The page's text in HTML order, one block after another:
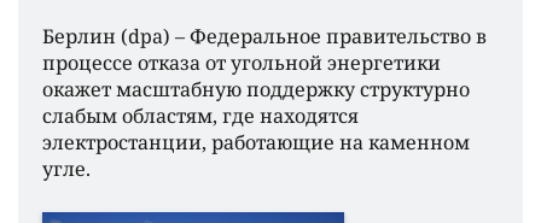
Берлин (dpa) – Федеральное правительство в
процессе отказа от угольной энергетики
окажет масштабную поддержку структурно
слабым областям, где находятся
электростанции, работающие на каменном
угле.